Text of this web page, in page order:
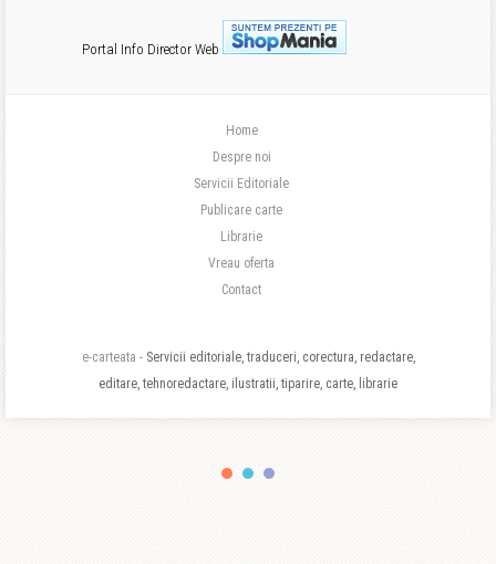
Portal Info Director Web
Home
Despre noi
Servicii Editoriale
Publicare carte
Librarie
Vreau oferta
Contact
e-carteata - Servicii editoriale, traduceri, corectura, redactare,
editare, tehnoredactare, ilustratii, tiparire, carte, librarie